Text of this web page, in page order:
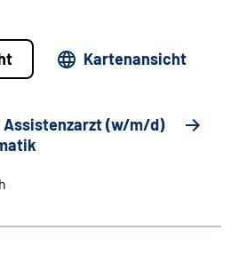
Kartenansicht
(w/m/d)